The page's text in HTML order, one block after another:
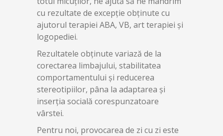
cu rezultate de excepție obținute cu
ajutorul terapiei ABA, VB, art terapiei și
logopediei.
Rezultatele obținute variază de la
corectarea limbajului, stabilitatea
comportamentului și reducerea
stereotipiilor, pâna la adaptarea și
inserția socială corespunzatoare
vârstei.
Pentru noi, provocarea de zi cu zi este